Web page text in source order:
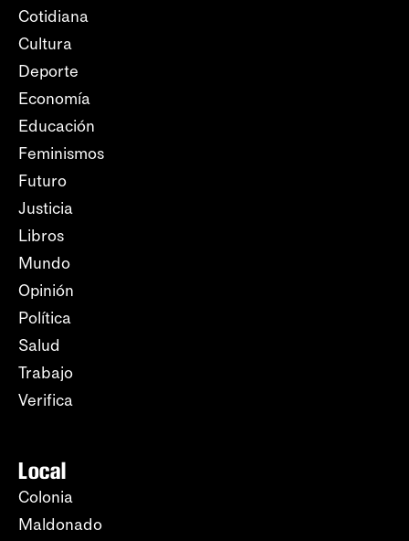
Cotidiana
Cultura
Deporte
Economía
Educación
Feminismos
Futuro
Justicia
Libros
Mundo
Opinión
Política
Salud
Trabajo
Verifica
Local
Colonia
Maldonado